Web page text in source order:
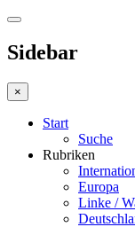
Sidebar
×
Start
Suche
Rubriken
Europa
Linke /